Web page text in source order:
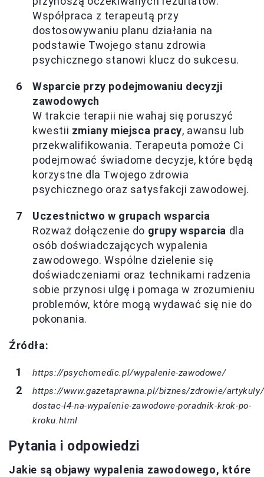
Współpraca z terapeutą przy
dostosowywaniu planu działania na
podstawie Twojego stanu zdrowia
psychicznego stanowi klucz do sukcesu.
Wsparcie przy podejmowaniu decyzji
zawodowych
W trakcie terapii nie wahaj się poruszyć
kwestii zmiany miejsca pracy, awansu lub
przekwalifikowania. Terapeuta pomoże Ci
podejmować świadome decyzje, które będą
korzystne dla Twojego zdrowia
psychicznego oraz satysfakcji zawodowej.
Uczestnictwo w grupach wsparcia
Rozważ dołączenie do grupy wsparcia dla
osób doświadczających wypalenia
zawodowego. Wspólne dzielenie się
doświadczeniami oraz technikami radzenia
sobie przynosi ulgę i pomaga w zrozumieniu
problemów, które mogą wydawać się nie do
pokonania.
Źródła:
https://psychomedic.pl/wypalenie-zawodowe/
https://www.gazetaprawna.pl/biznes/zdrowie/
dostac-l4-na-wypalenie-zawodowe-poradnik-krok-po-
kroku.html
Pytania i odpowiedzi
Jakie są objawy wypalenia zawodowego, które